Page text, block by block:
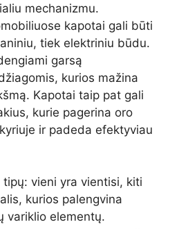
mechanizmu.
kapotai gali būti
tiek elektriniu būdu.
garsą
kurios mažina
Kapotai taip pat gali
kurie pagerina oro
ir padeda efektyviau
vieni yra vientisi, kiti
kurios palengvina
variklio elementų.